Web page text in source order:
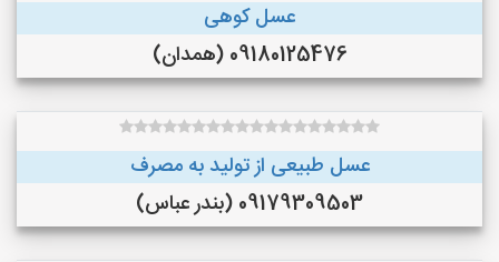
عسل کوهی
09180125476 (همدان)
عسل طبیعی از تولید به مصرف
09179309503 (بندر عباس)